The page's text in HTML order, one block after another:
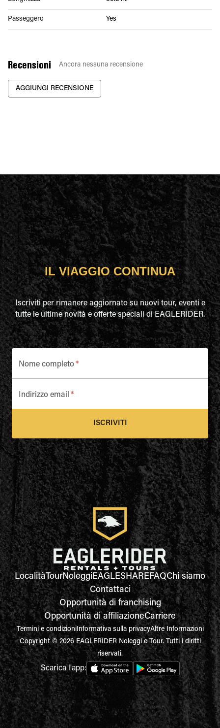
Passeggero Yes
Recensioni Ancora nessuna recensione
AGGIUNGI RECENSIONE
IL VIAGGIO CONTINUA
Iscriviti per rimanere aggiornato su nuovi tour, eventi e
tutte le ultime novità e offerte speciali di EAGLERIDER.
Nome completo*
Indirizzo email *
ISCRIVITI
LocalitàTourNoleggiEAGLESHAREFAQChi siamo
Contattaci
Opportunità di franchising
Opportunità di affiliazioneCarriere
Termini e condizioniInformativa sulla privacyAltre Informazioni
Copyright © 2026 EAGLERIDER Noleggi e Tour. Tutti i diritti
riservati.
Scarica l'app: